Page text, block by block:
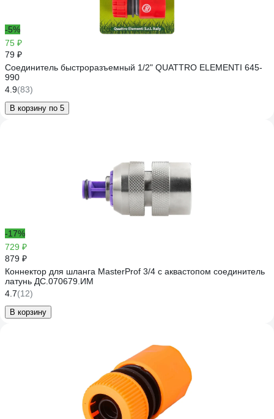
-5%
75 ₽
79 ₽
Соединитель быстроразъемный 1/2" QUATTRO ELEMENTI 645-
990
4.9(83)
В корзину по 5
-17%
729 ₽
879 ₽
Коннектор для шланга MasterProf 3/4 с аквастопом соединитель
латунь ДС.070679.ИМ
4.7(12)
В корзину